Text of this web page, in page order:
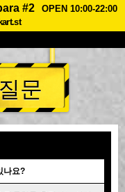
#2
OPEN 10:00-22:00
가격
도쿄 아키하바라#1
문
나요?